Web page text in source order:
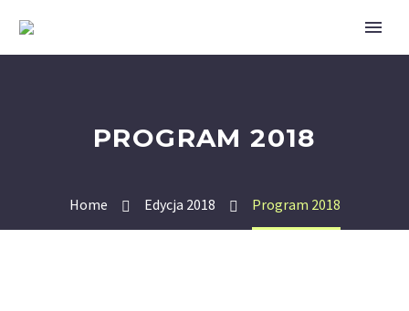
PROGRAM 2018
Home Edycja 2018 Program 2018